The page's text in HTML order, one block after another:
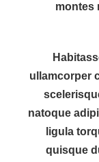
montes
ullamcorper
natoque
ligula
quisque